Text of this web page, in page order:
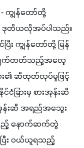
- ကျွန်တော်တို့
ဒုတိယလိုအပ်ပါသည်။
ြီး ကျွန်တော်တို့ မြန်
းချက်တတ်သည့်အလေ့
း၏ ဆီထုတ်လုပ်မှုဖြင့်
ခြားမှ စားအုန်းဆီ
အုန်းဆီ အရည်အသွေး
သည့် နောက်ဆက်တွဲ
ပြီး ဝယ်ယူရသည့်